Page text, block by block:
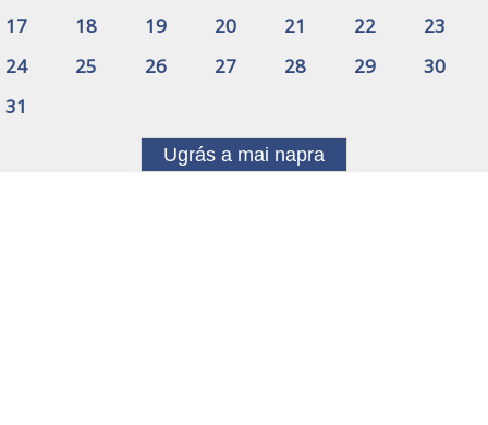
17
18 19 20 21 22
23
24
25 26 27 28 29
30
31
Ugrás a mai napra